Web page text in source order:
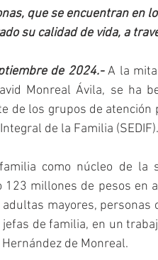
que se encuentran en
su calidad de vida, a
de 2024.- A la
Monreal Ávila, se ha
de los grupos de
de la Familia (SEDIF).
como núcleo de la
millones de pesos en
mayores, personas
de familia, en un
de Monreal.